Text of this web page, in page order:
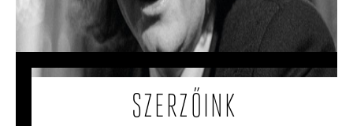
Esterházy Péter 1982-ben egy papírra lemásolta
Ottlik Géza kultikus regényét.
SZERZŐINK